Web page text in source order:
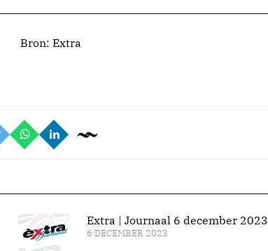
Bron: Extra
Extra | Journaal 6 december 2023
6 DECEMBER 2023